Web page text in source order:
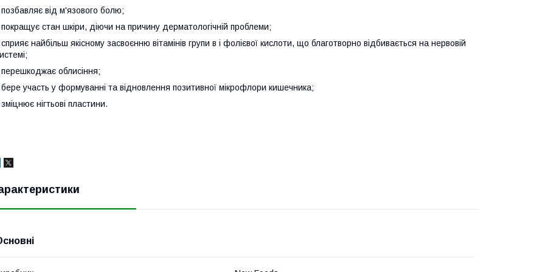
позбавляє від м'язового болю;
покращує стан шкіри, діючи на причину дерматологічній проблеми;
сприяє найбільш якісному засвоєнню вітамінів групи в і фолієвої кислоти, що благотворно відбивається на нервовій
перешкоджає облисіння;
бере участь у формуванні та відновлення позитивної мікрофлори кишечника;
зміцнює нігтьові пластини.